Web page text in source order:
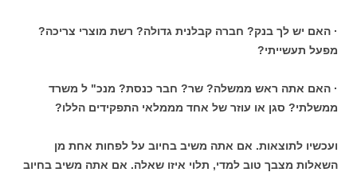
· האם יש לך בנק? חברה קבלנית גדולה? רשת מוצרי צריכה?
מפעל תעשייתי?
· האם אתה ראש ממשלה? שר? חבר כנסת? מנכ" ל משרד
ממשלתי? סגן או עוזר של אחד מממלאי התפקידים הללו?
ועכשיו לתוצאות. אם אתה משיב בחיוב על לפחות אחת מן
השאלות מצבך טוב למדי, תלוי איזו שאלה. אם אתה משיב בחיוב